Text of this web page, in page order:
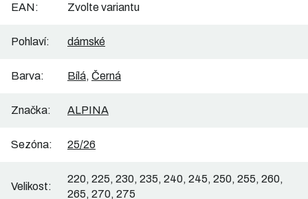
EAN: Zvolte variantu
Pohlaví: dámské
Barva: Bílá, Černá
Značka: ALPINA
Sezóna: 25/26
Velikost:
220, 225, 230, 235, 240, 245, 250, 255, 260,
265, 270, 275